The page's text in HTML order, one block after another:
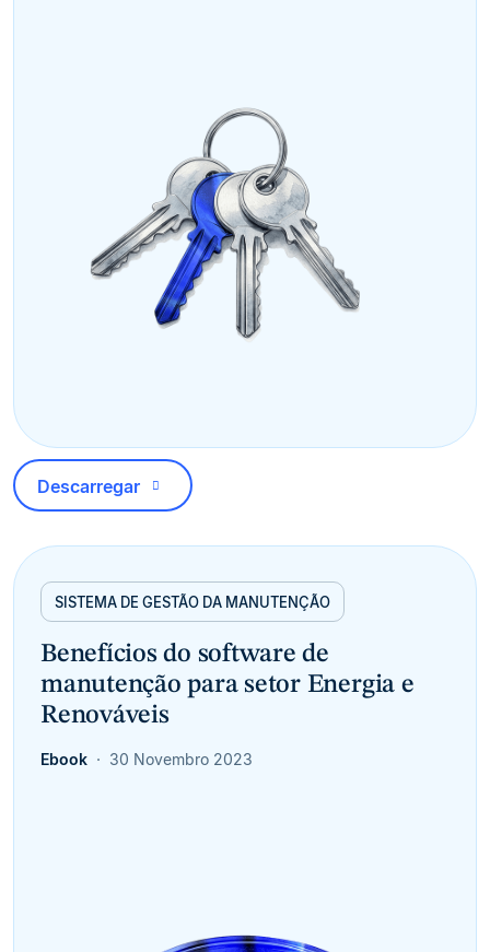
Descarregar
SISTEMA DE GESTÃO DA MANUTENÇÃO
Benefícios do software de
manutenção para setor Energia e
Renováveis
Ebook 30 Novembro 2023